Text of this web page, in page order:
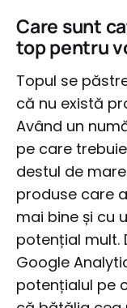
Care sunt
top pentru
Topul se
că nu există
Având un
pe care
destul de
produse care
mai bine și cu
potențial mult.
Google
potențialul pe